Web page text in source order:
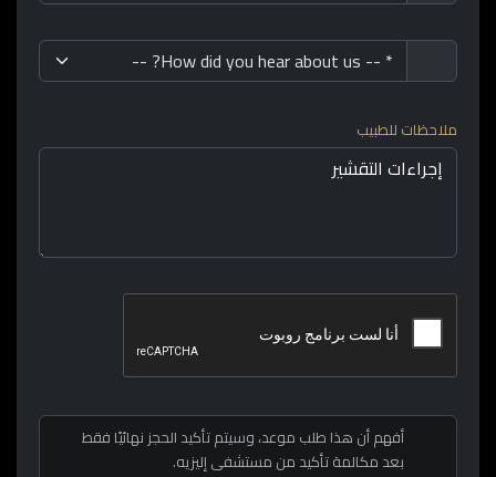
ملاحظات للطبيب
أفهم أن هذا طلب موعد، وسيتم تأكيد الحجز نهائيًا فقط
بعد مكالمة تأكيد من مستشفى إليزيه.